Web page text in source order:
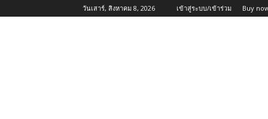
วันเสาร์, สิงหาคม 8, 2026 เข้าสู่ระบบ/เข้าร่วม Buy